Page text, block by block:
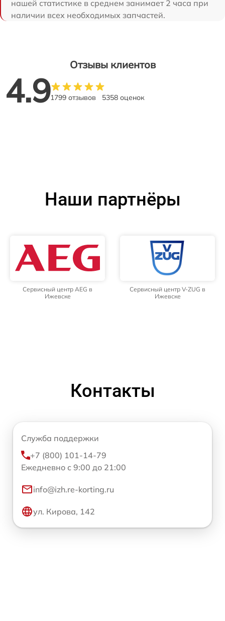
нашей статистике в среднем занимает 2 часа при
наличии всех необходимых запчастей.
Отзывы клиентов
4.91799 отзывов 5358 оценок
Наши партнёры
Сервисный центр AEG в
Ижевске
Сервисный центр V-ZUG в
Ижевске
Контакты
Служба поддержки
+7 (800) 101-14-79
Ежедневно с 9:00 до 21:00
info@izh.re-korting.ru
ул. Кирова, 142